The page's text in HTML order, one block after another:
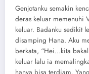
Genjotanku semakin
deras keluar memenuhi
keluar. Badanku sedikit
disamping Hana. Aku
berkata, “Hei…kita
keluar lalu ia